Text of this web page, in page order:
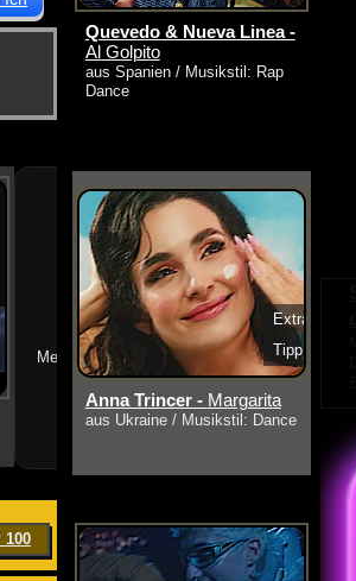
Mehr neue Vids ansehen
100
Quevedo & Nueva Linea -
Al Golpito
aus Spanien / Musikstil: Rap
Dance
Extra
Tipp
Anna Trincer - Margarita
aus Ukraine / Musikstil: Dance